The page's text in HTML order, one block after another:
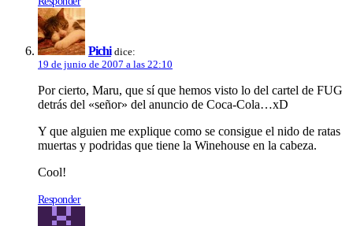
Pichi dice:
19 de junio de 2007 a las 22:10
Por cierto, Maru, que sí­ que hemos visto lo del cartel de FUG
detrás del «señor» del anuncio de Coca-Cola…xD
Y que alguien me explique como se consigue el nido de ratas
muertas y podridas que tiene la Winehouse en la cabeza.
Cool!
Responder